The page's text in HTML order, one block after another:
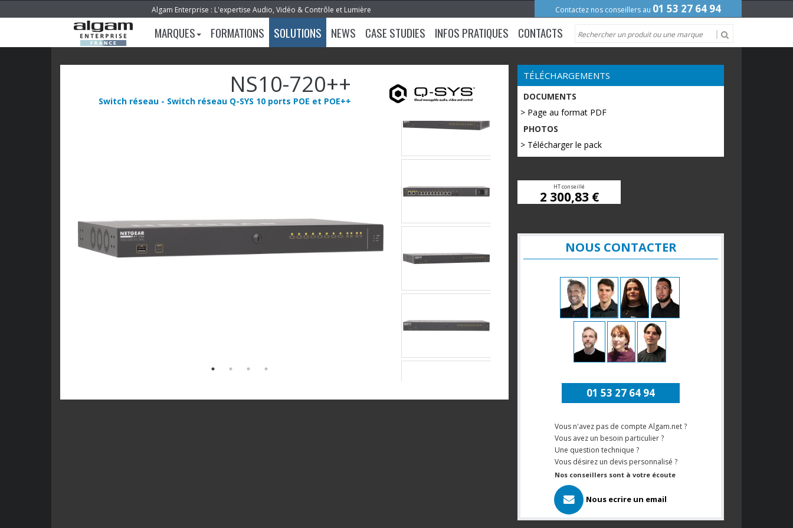
Algam Enterprise : L'expertise Audio, Vidéo & Contrôle et Lumière Contactez nos conseillers au 01 53 27 64 94
MARQUES FORMATIONS SOLUTIONS NEWS CASE STUDIES INFOS PRATIQUES CONTACTS
NS10-720++
Switch réseau - Switch réseau Q-SYS 10 ports POE et POE++
TÉLÉCHARGEMENTS
DOCUMENTS
> Page au format PDF
PHOTOS
> Télécharger le pack
HT conseillé
2 300,83 €
NOUS CONTACTER
01 53 27 64 94
Vous n'avez pas de compte Algam.net ?
Vous avez un besoin particulier ?
Une question technique ?
Vous désirez un devis personnalisé ?
Nos conseillers sont à votre écoute
Nous ecrire un email